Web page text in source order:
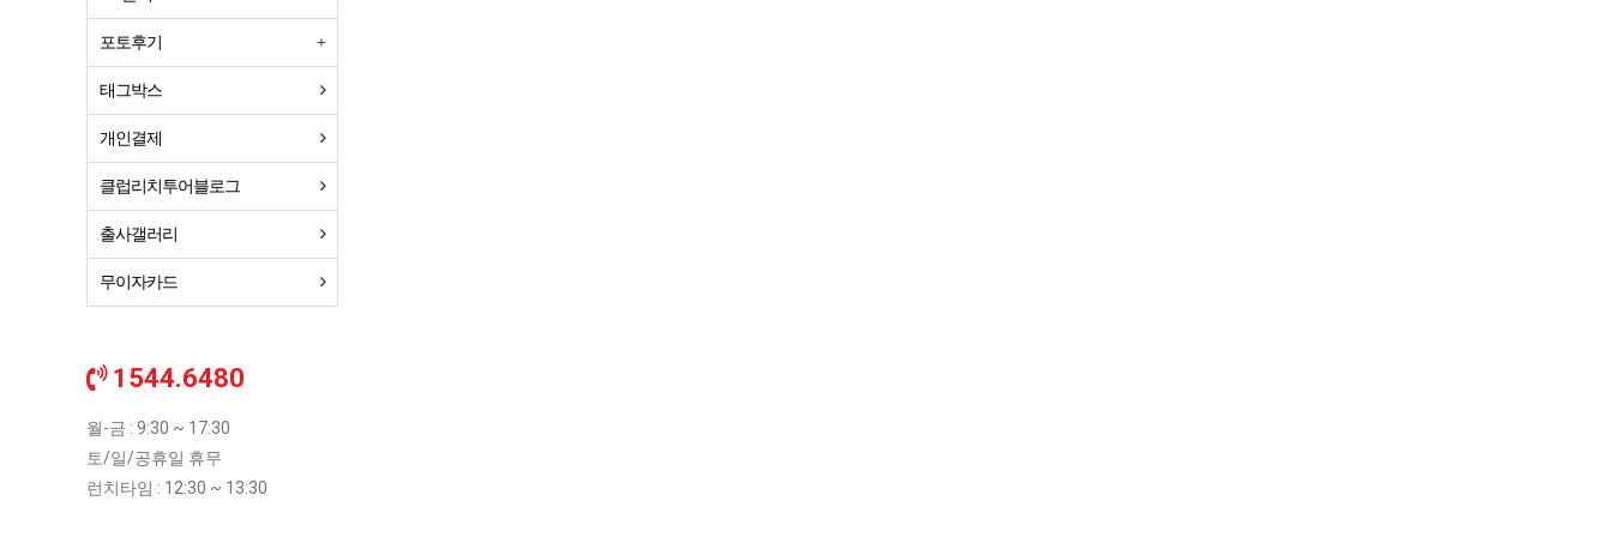
포토후기
태그박스
개인결제
클럽리치투어블로그
출사갤러리
무이자카드
1544.6480
월-금 : 9:30 ~ 17:30
토/일/공휴일 휴무
런치타임 : 12:30 ~ 13:30